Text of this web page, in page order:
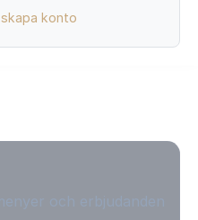
skapa konto